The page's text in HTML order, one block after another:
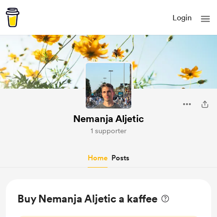
Login
Nemanja Aljetic
1 supporter
Home Posts
Buy Nemanja Aljetic a kaffee